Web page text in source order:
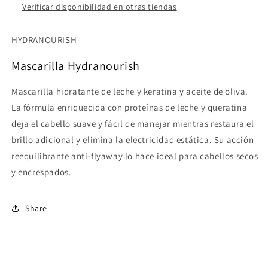
Verificar disponibilidad en otras tiendas
HYDRANOURISH
Mascarilla Hydranourish
Mascarilla hidratante de leche y keratina y aceite de oliva.
La fórmula enriquecida con proteínas de leche y queratina
deja el cabello suave y fácil de manejar mientras restaura el
brillo adicional y elimina la electricidad estática. Su acción
reequilibrante anti-flyaway lo hace ideal para cabellos secos
y encrespados.
Share